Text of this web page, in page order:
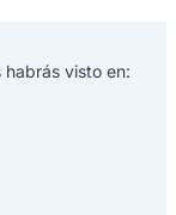
habrás visto en: